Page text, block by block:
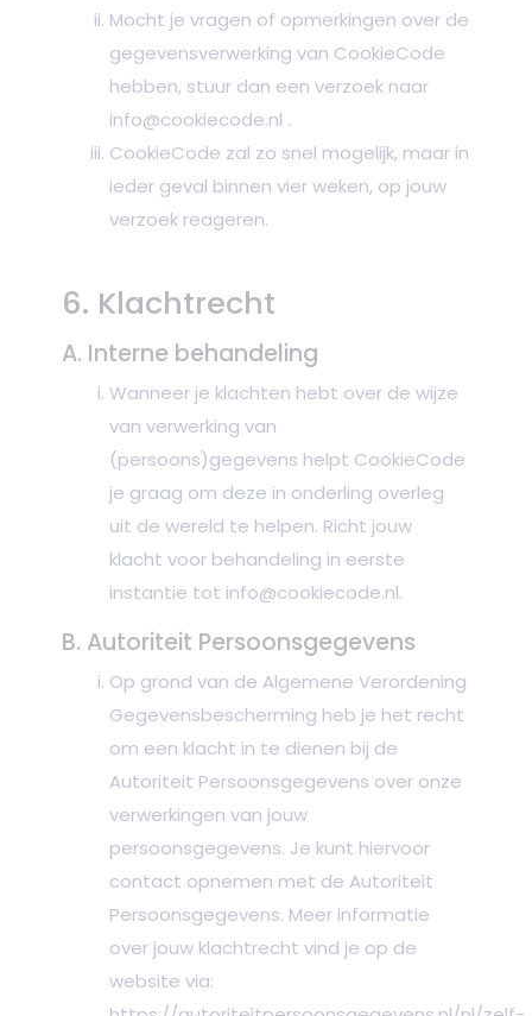
Mocht je vragen of opmerkingen over de
gegevensverwerking van CookieCode
hebben, stuur dan een verzoek naar
info@cookiecode.nl .
CookieCode zal zo snel mogelijk, maar in
ieder geval binnen vier weken, op jouw
verzoek reageren.
6. Klachtrecht
A. Interne behandeling
Wanneer je klachten hebt over de wijze
van verwerking van
(persoons)gegevens helpt CookieCode
je graag om deze in onderling overleg
uit de wereld te helpen. Richt jouw
klacht voor behandeling in eerste
instantie tot info@cookiecode.nl.
B. Autoriteit Persoonsgegevens
Op grond van de Algemene Verordening
Gegevensbescherming heb je het recht
om een klacht in te dienen bij de
Autoriteit Persoonsgegevens over onze
verwerkingen van jouw
persoonsgegevens. Je kunt hiervoor
contact opnemen met de Autoriteit
Persoonsgegevens. Meer informatie
over jouw klachtrecht vind je op de
website via: